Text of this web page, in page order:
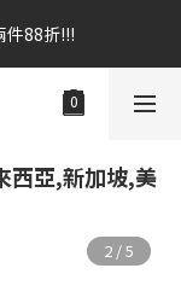
件88折!!!
) 滿額$2499贈達摩
$300元
件88折!!!
西亞,新加坡,美